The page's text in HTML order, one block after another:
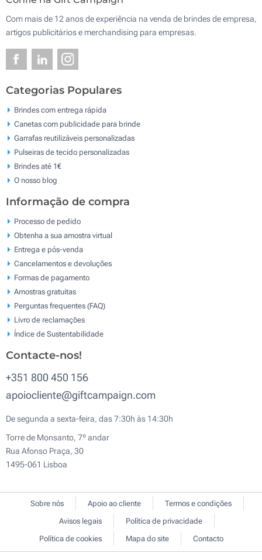
Com mais de 12 anos de experiência na venda de brindes de empresa,
artigos publicitários e merchandising para empresas.
Categorias Populares
Brindes com entrega rápida
Canetas com publicidade para brinde
Garrafas reutilizáveis personalizadas
Pulseiras de tecido personalizadas
Brindes até 1€
O nosso blog
Informação de compra
Processo de pedido
Obtenha a sua amostra virtual
Entrega e pós-venda
Cancelamentos e devoluções
Formas de pagamento
Amostras gratuitas
Perguntas frequentes (FAQ)
Livro de reclamaçōes
Índice de Sustentabilidade
Contacte-nos!
+351 800 450 156
apoiocliente@giftcampaign.com
De segunda a sexta-feira, das 7:30h às 14:30h
Torre de Monsanto, 7º andar
Rua Afonso Praça, 30
1495-061 Lisboa
Sobre nós Apoio ao cliente
Termos e condições
Avisos legais
Política de privacidade
Política de cookies
Mapa do site Contacto